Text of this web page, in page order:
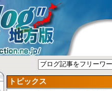
トピックス